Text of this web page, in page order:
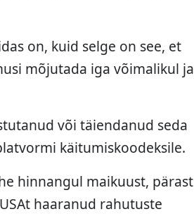
on, kuid selge on see, et
mõjutada iga võimalikul ja
või täiendanud seda
käitumiskoodeksile.
hinnangul maikuust, pärast
haaranud rahutuste